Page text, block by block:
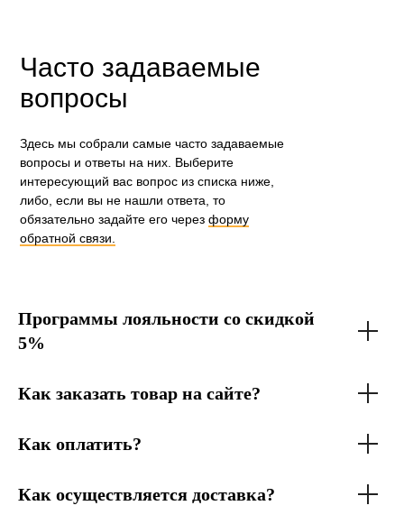
Часто задаваемые
вопросы
Здесь мы собрали самые часто задаваемые
вопросы и ответы на них. Выберите
интересующий вас вопрос из списка ниже,
либо, если вы не нашли ответа, то
обязательно задайте его черезформу
обратной связи.
Программы лояльности со скидкой
5%
Как заказать товар на сайте?
Как оплатить?
Как осуществляется доставка?